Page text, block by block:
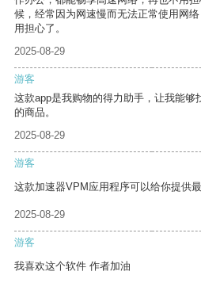
候，经常因为网速慢而无法正常使用网
用担心了。
2025-08-29
游客
这款app是我购物的得力助手，让我能够
的商品。
2025-08-29
游客
这款加速器VPM应用程序可以给你提供
2025-08-29
游客
我喜欢这个软件 作者加油